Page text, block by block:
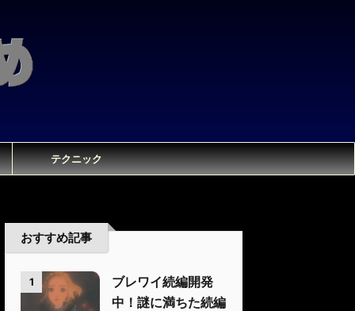
テクニック
おすすめ記事
1
ブレワイ続編開発
中！謎に満ちた続編